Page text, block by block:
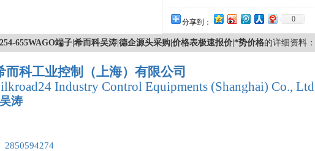
分享到： 0
254-655WAGO端子|希而科吴涛|德企源头采购|价格表极速报价|*势价格的详细资料：
而科工业控制（上海）有限公司
Industry Control Equipments (Shanghai) Co., Ltd
吴涛
2850594274